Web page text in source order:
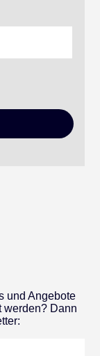
und Angebote
werden? Dann